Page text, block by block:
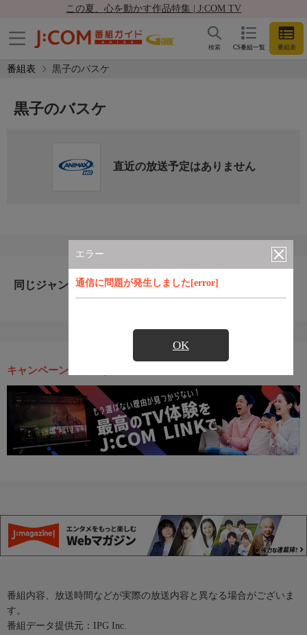
この夏、心を動かす作品特集 | J:COM TV
CS番組一覧 番組表
検索
番組表 黒子のバスケ
エラー
通信に問題が発生しました[error]
OK
黒子のバスケ
直近の放送予定はありません
同じジャンルのおすすめ番組
キャンペーン・お得な情報
番組内容、放送時間などが実際の放送内容と異なる場合がございま
す。
番組データ提供元：IPG Inc.